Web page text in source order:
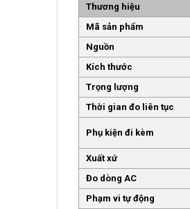
Thương hiệu
Mã sản phẩm
Nguồn
Kích thước
Trọng lượng
Thời gian đo liên tục
Phụ kiện đi kèm
Xuất xứ
Đo dòng AC
Phạm vi tự động